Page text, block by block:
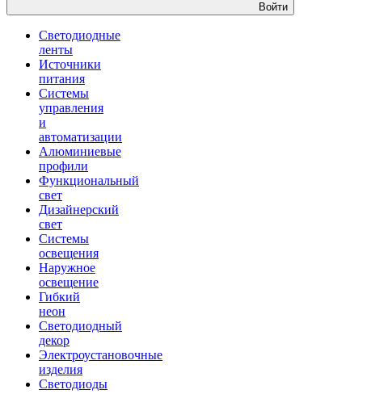
Войти
Светодиодные
ленты
Источники
питания
Системы
управления
и
автоматизации
Алюминиевые
профили
Функциональный
свет
Дизайнерский
свет
Системы
освещения
Наружное
освещение
Гибкий
неон
Светодиодный
декор
Электроустановочные
изделия
Светодиоды